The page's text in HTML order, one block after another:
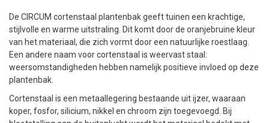
De CIRCUM cortenstaal plantenbak geeft tuinen een krachtige,
stijlvolle en warme uitstraling. Dit komt door de oranjebruine kleur
van het materiaal, die zich vormt door een natuurlijke roestlaag.
Een andere naam voor cortenstaal is weervast staal:
weersomstandigheden hebben namelijk positieve invloed op deze
plantenbak.
Cortenstaal is een metaallegering bestaande uit ijzer, waaraan
koper, fosfor, silicium, nikkel en chroom zijn toegevoegd. Bij